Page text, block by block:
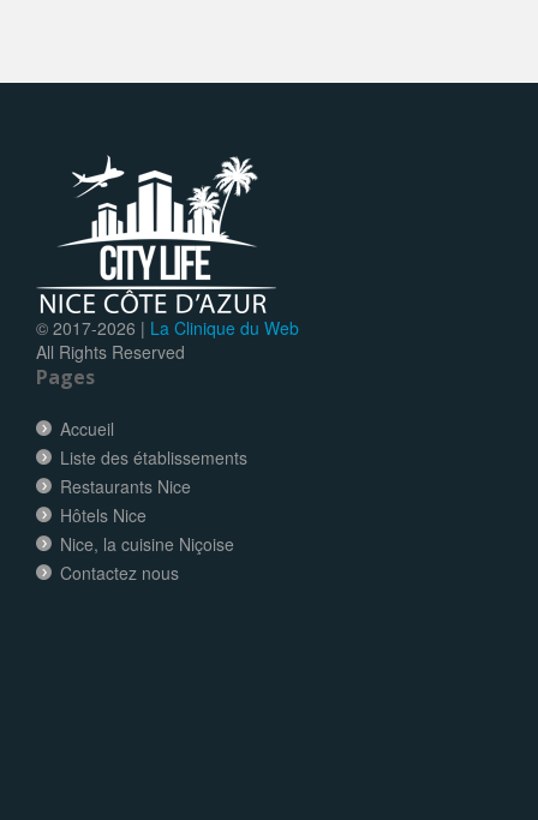
© 2017-2026 | La Clinique du Web
All Rights Reserved
Pages
Accueil
Liste des établissements
Restaurants Nice
Hôtels Nice
Nice, la cuisine Niçoise
Contactez nous